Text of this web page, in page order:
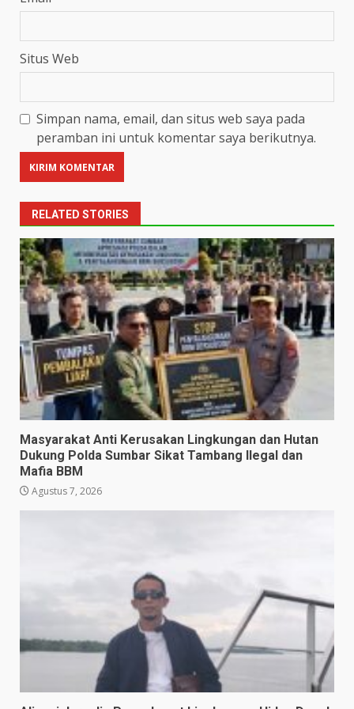
Situs Web
Simpan nama, email, dan situs web saya pada
peramban ini untuk komentar saya berikutnya.
RELATED STORIES
Masyarakat Anti Kerusakan Lingkungan dan Hutan
Dukung Polda Sumbar Sikat Tambang Ilegal dan
Mafia BBM
Agustus 7, 2026